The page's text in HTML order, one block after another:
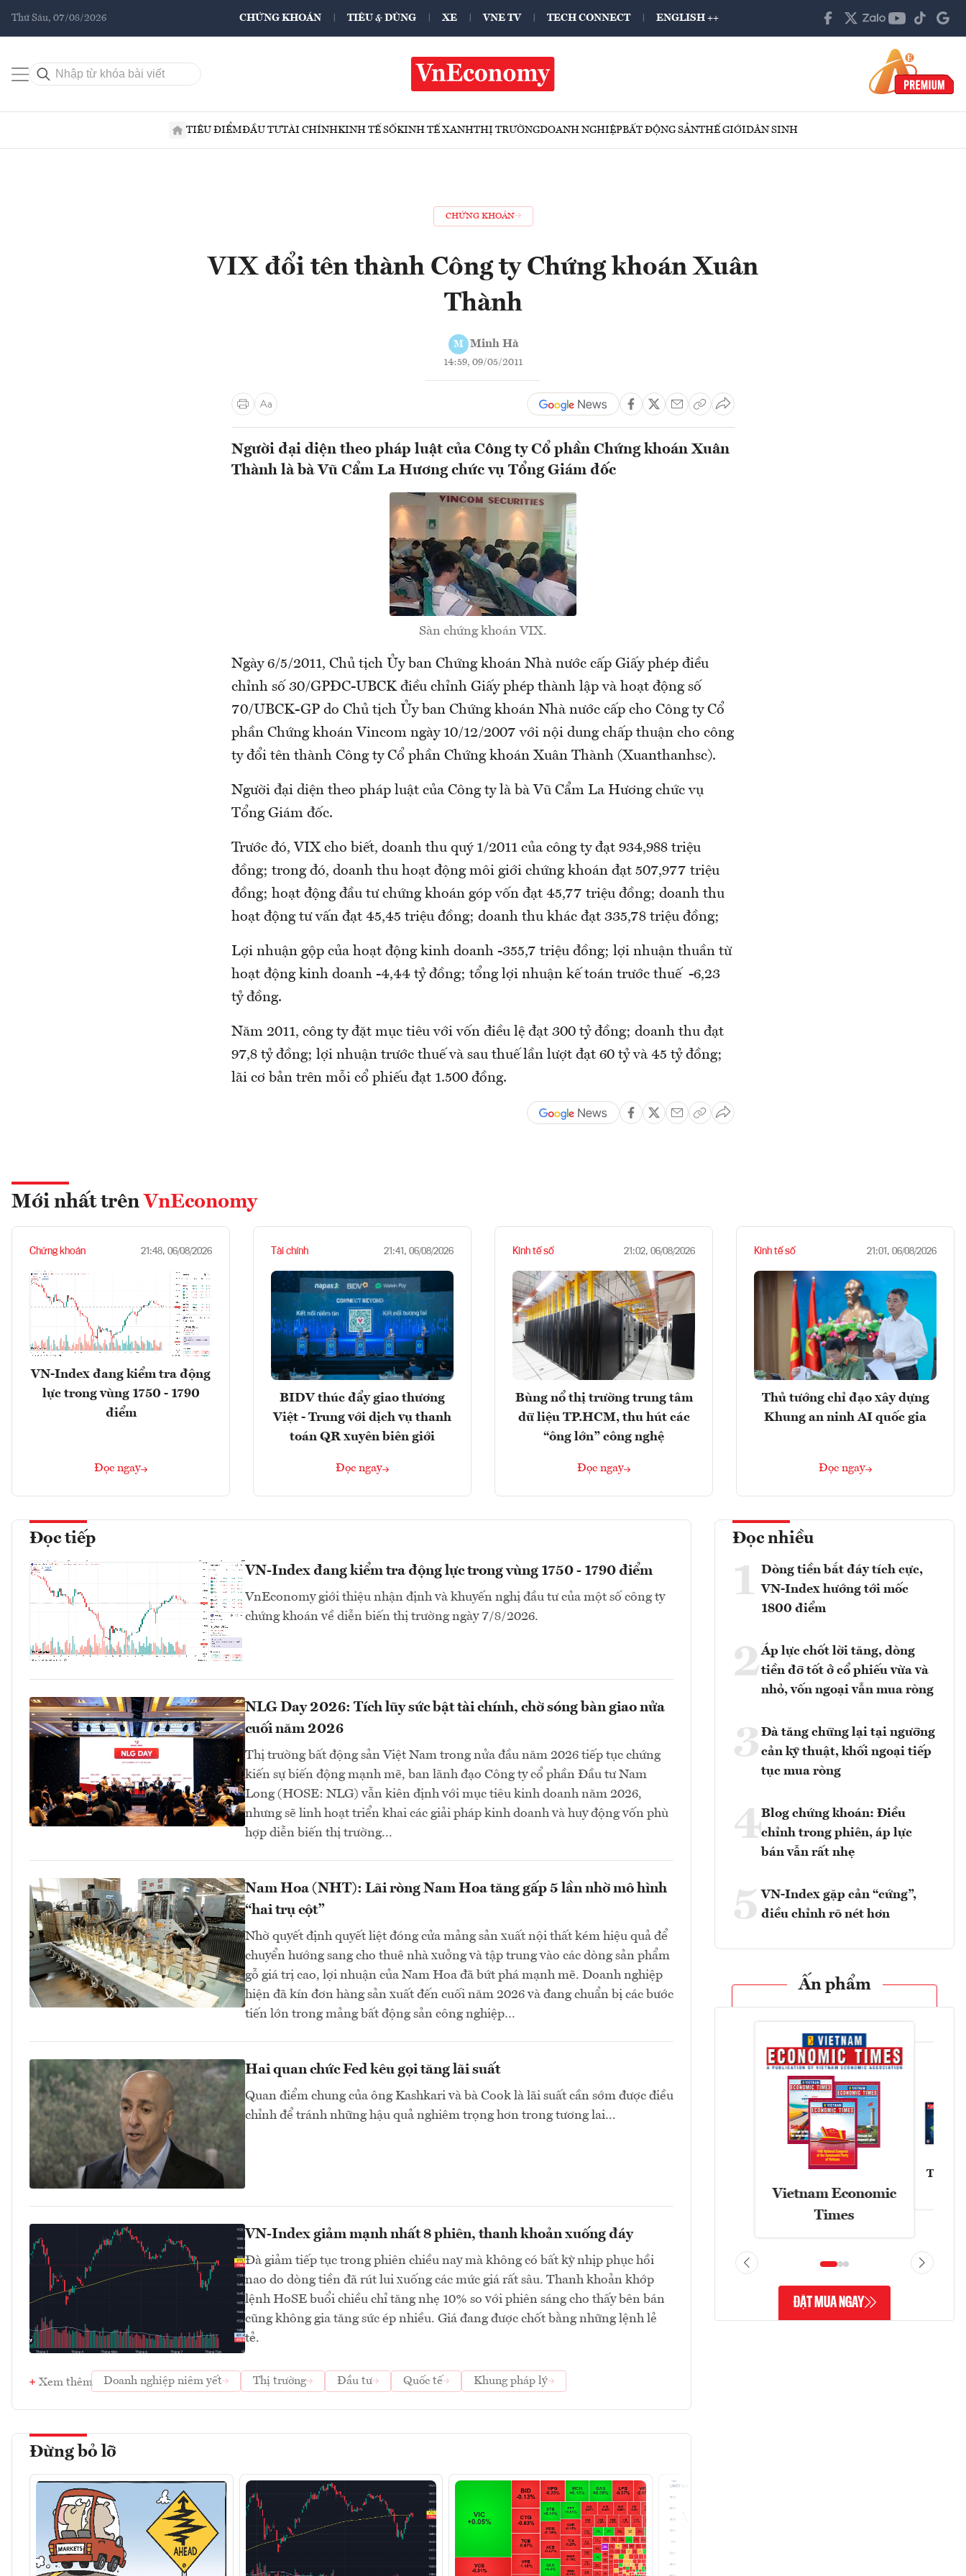
Thứ Sáu, 07/08/2026 CHỨNG KHOÁN TIÊU & DÙNG XE VNE TV TECH CONNECT ENGLISH ++
TIÊU ĐIỂMĐẦU TƯTÀI CHÍNHKINH TẾ SỐKINH TẾ XANHTHỊ TRƯỜNGDOANH NGHIỆPBẤT ĐỘNG SẢNTHẾ GIỚIDÂN SINH
CHỨNG KHOÁN
VIX đổi tên thành Công ty Chứng khoán Xuân
Thành
M Minh Hà
14:59, 09/05/2011
Người đại diện theo pháp luật của Công ty Cổ phần Chứng khoán Xuân
Thành là bà Vũ Cẩm La Hương chức vụ Tổng Giám đốc
Sàn chứng khoán VIX.
Ngày 6/5/2011, Chủ tịch Ủy ban Chứng khoán Nhà nước cấp Giấy phép điều
chỉnh số 30/GPĐC-UBCK điều chỉnh Giấy phép thành lập và hoạt động số
70/UBCK-GP do Chủ tịch Ủy ban Chứng khoán Nhà nước cấp cho Công ty Cổ
phần Chứng khoán Vincom ngày 10/12/2007 với nội dung chấp thuận cho công
ty đổi tên thành Công ty Cổ phần Chứng khoán Xuân Thành (Xuanthanhsc).
Người đại diện theo pháp luật của Công ty là bà Vũ Cẩm La Hương chức vụ
Tổng Giám đốc.
Trước đó, VIX cho biết, doanh thu quý 1/2011 của công ty đạt 934,988 triệu
đồng; trong đó, doanh thu hoạt động môi giới chứng khoán đạt 507,977 triệu
đồng; hoạt động đầu tư chứng khoán góp vốn đạt 45,77 triệu đồng; doanh thu
hoạt động tư vấn đạt 45,45 triệu đồng; doanh thu khác đạt 335,78 triệu đồng;
Lợi nhuận gộp của hoạt động kinh doanh -355,7 triệu đồng; lợi nhuận thuần từ
hoạt động kinh doanh -4,44 tỷ đồng; tổng lợi nhuận kế toán trước thuế -6,23
tỷ đồng.
Năm 2011, công ty đặt mục tiêu với vốn điều lệ đạt 300 tỷ đồng; doanh thu đạt
97,8 tỷ đồng; lợi nhuận trước thuế và sau thuế lần lượt đạt 60 tỷ và 45 tỷ đồng;
lãi cơ bản trên mỗi cổ phiếu đạt 1.500 đồng.
Mới nhất trên VnEconomy
Chứng khoán 21:48, 06/08/2026
VN-Index đang kiểm tra động
lực trong vùng 1750 - 1790
điểm
Đọc ngay
Tài chính 21:41, 06/08/2026
BIDV thúc đẩy giao thương
Việt - Trung với dịch vụ thanh
toán QR xuyên biên giới
Đọc ngay
Kinh tế số 21:02, 06/08/2026
Bùng nổ thị trường trung tâm
dữ liệu TP.HCM, thu hút các
“ông lớn” công nghệ
Đọc ngay
Kinh tế số 21:01, 06/08/2026
Thủ tướng chỉ đạo xây dựng
Khung an ninh AI quốc gia
Đọc ngay
Đọc tiếp
VN-Index đang kiểm tra động lực trong vùng 1750 - 1790 điểm
VnEconomy giới thiệu nhận định và khuyến nghị đầu tư của một số công ty
chứng khoán về diễn biến thị trường ngày 7/8/2026.
NLG Day 2026: Tích lũy sức bật tài chính, chờ sóng bàn giao nửa
cuối năm 2026
Thị trường bất động sản Việt Nam trong nửa đầu năm 2026 tiếp tục chứng
kiến sự biến động mạnh mẽ, ban lãnh đạo Công ty cổ phần Đầu tư Nam
Long (HOSE: NLG) vẫn kiên định với mục tiêu kinh doanh năm 2026,
nhưng sẽ linh hoạt triển khai các giải pháp kinh doanh và huy động vốn phù
hợp diễn biến thị trường...
Nam Hoa (NHT): Lãi ròng Nam Hoa tăng gấp 5 lần nhờ mô hình
“hai trụ cột”
Nhờ quyết định quyết liệt đóng cửa mảng sản xuất nội thất kém hiệu quả để
chuyển hướng sang cho thuê nhà xưởng và tập trung vào các dòng sản phẩm
gỗ giá trị cao, lợi nhuận của Nam Hoa đã bứt phá mạnh mẽ. Doanh nghiệp
hiện đã kín đơn hàng sản xuất đến cuối năm 2026 và đang chuẩn bị các bước
tiến lớn trong mảng bất động sản công nghiệp…
Hai quan chức Fed kêu gọi tăng lãi suất
Quan điểm chung của ông Kashkari và bà Cook là lãi suất cần sớm được điều
chỉnh để tránh những hậu quả nghiêm trọng hơn trong tương lai...
VN-Index giảm mạnh nhất 8 phiên, thanh khoản xuống đáy
Đà giảm tiếp tục trong phiên chiều nay mà không có bất kỳ nhịp phục hồi
nao do dòng tiền đã rút lui xuống các mức giá rất sâu. Thanh khoản khớp
lệnh HoSE buổi chiều chỉ tăng nhẹ 10% so với phiên sáng cho thấy bên bán
cũng không gia tăng sức ép nhiều. Giá đang được chốt bằng những lệnh lẻ
tẻ.
Xem thêm Doanh nghiệp niêm yết Thị trường Đầu tư Quốc tế Khung pháp lý
Đừng bỏ lỡ
Đọc nhiều
1 Dòng tiền bắt đáy tích cực,
VN-Index hướng tới mốc
1800 điểm
2Áp lực chốt lời tăng, dòng
tiền đỡ tốt ở cổ phiếu vừa và
nhỏ, vốn ngoại vẫn mua ròng
3 Đà tăng chững lại tại ngưỡng
cản kỹ thuật, khối ngoại tiếp
tục mua ròng
4Blog chứng khoán: Điều
chỉnh trong phiên, áp lực
bán vẫn rất nhẹ
5 VN-Index gặp cản “cứng”,
điều chỉnh rõ nét hơn
Ấn phẩm
Vietnam Economic
Times
Tạp
ĐẶT MUA NGAY